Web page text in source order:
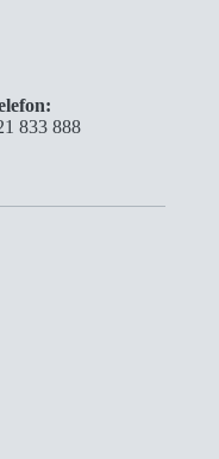
833 888